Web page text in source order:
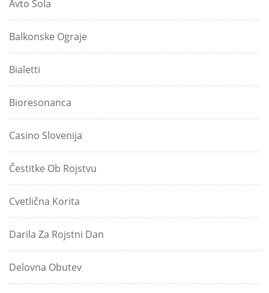
Avto Šola
Balkonske Ograje
Bialetti
Bioresonanca
Casino Slovenija
Čestitke Ob Rojstvu
Cvetlična Korita
Darila Za Rojstni Dan
Delovna Obutev